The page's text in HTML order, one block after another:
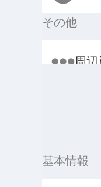
その他
周辺
基本情報